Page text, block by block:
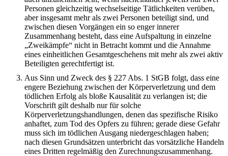
Personen gleichzeitig wechselseitige Tätlichkeiten verüben,
aber insgesamt mehr als zwei Personen beteiligt sind, und
zwischen diesen Vorgängen ein so enger innerer
Zusammenhang besteht, dass eine Aufspaltung in einzelne
„Zweikämpfe“ nicht in Betracht kommt und die Annahme
eines einheitlichen Gesamtgeschehens mit mehr als zwei aktiv
Beteiligten gerechtfertigt ist.
Aus Sinn und Zweck des § 227 Abs. 1 StGB folgt, dass eine
engere Beziehung zwischen der Körperverletzung und dem
tödlichen Erfolg als bloße Kausalität zu verlangen ist; die
Vorschrift gilt deshalb nur für solche
Körperverletzungshandlungen, denen das spezifische Risiko
anhaftet, zum Tod des Opfers zu führen; gerade diese Gefahr
muss sich im tödlichen Ausgang niedergeschlagen haben;
nach diesen Grundsätzen unterbricht das vorsätzliche Handeln
eines Dritten regelmäßig den Zurechnungszusammenhang.